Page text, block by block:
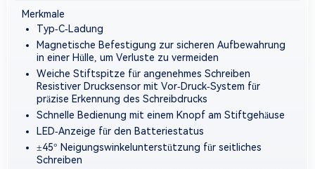
Merkmale
Typ-C-Ladung
Magnetische Befestigung zur sicheren Aufbewahrung
in einer Hülle, um Verluste zu vermeiden
Weiche Stiftspitze für angenehmes Schreiben
Resistiver Drucksensor mit Vor-Druck-System für
präzise Erkennung des Schreibdrucks
Schnelle Bedienung mit einem Knopf am Stiftgehäuse
LED-Anzeige für den Batteriestatus
±45° Neigungswinkelunterstützung für seitliches
Schreiben